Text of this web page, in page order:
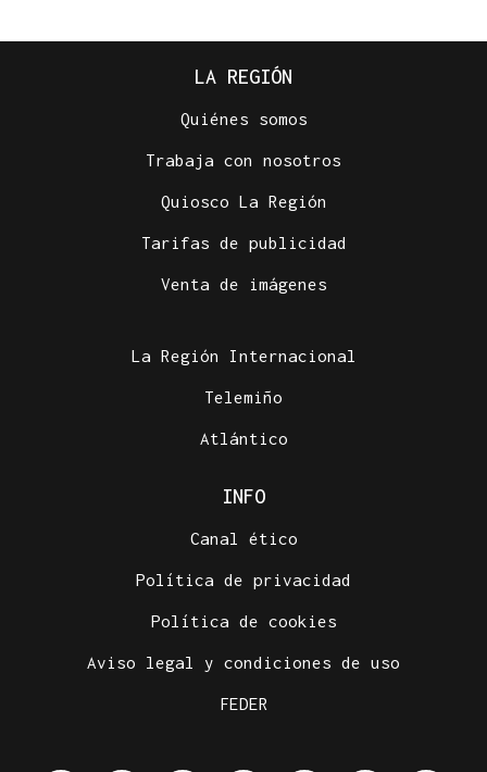
LA REGIÓN
Quiénes somos
Trabaja con nosotros
Quiosco La Región
Tarifas de publicidad
Venta de imágenes
La Región Internacional
Telemiño
Atlántico
INFO
Canal ético
Política de privacidad
Política de cookies
Aviso legal y condiciones de uso
FEDER